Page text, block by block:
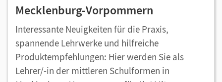
Mecklenburg-Vorpommern
Interessante Neuigkeiten für die Praxis,
spannende Lehrwerke und hilfreiche
Produktempfehlungen: Hier werden Sie als
Lehrer/-in der mittleren Schulformen in